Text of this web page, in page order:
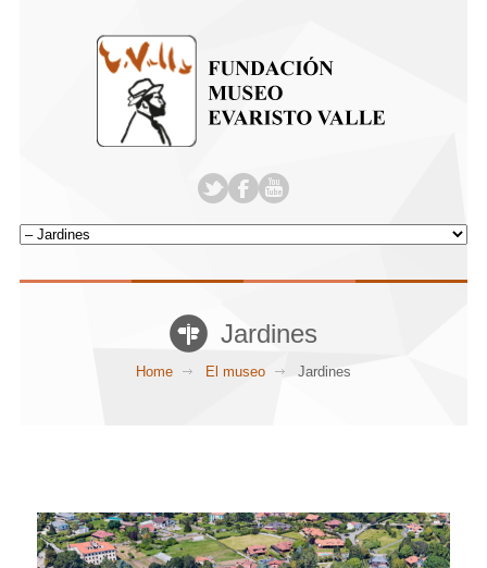
Jardines
Home El museo Jardines